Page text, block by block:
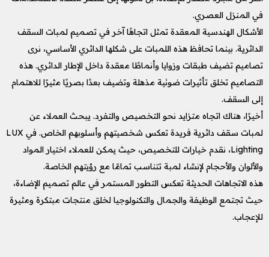
في المنزل العصري.
الأشكال الهندسية المعقدة تمثل اتجاهًا آخر في تصميم لمبات السقف
الدائرية. بينما تحافظ هذه اللمبات على شكلها الدائري الأساسي، نرى
تصاميم تضيف طبقات وزوايا وأنماطًا معقدة داخل الإطار الدائري. هذه
التصاميم تخلق تأثيرات ضوئية مذهلة وتضيف بعدًا بصريًا مثيرًا للاهتمام
إلى السقف.
أخيرًا، هناك اتجاه متزايد نحو التخصيص والتفرد. يبحث العملاء عن
لمبات سقف دائرية فريدة تعكس شخصيتهم وأسلوبهم الخاص. في LUX
Lighting، نقدم خيارات للتخصيص، حيث يمكن للعملاء اختيار المواد
والألوان والأحجام لإنشاء لمبة تتناسب تمامًا مع رؤيتهم الخاصة.
هذه الاتجاهات الحديثة تعكس التطور المستمر في عالم تصميم الإضاءة،
حيث تجتمع الوظيفة والجمال والتكنولوجيا لخلق منتجات مبتكرة ومثيرة
للإعجاب.